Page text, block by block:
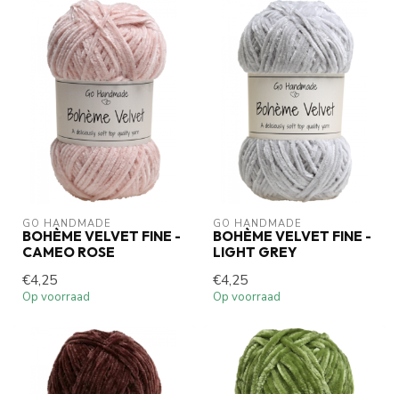
GO HANDMADE
BOHÈME VELVET FINE -
CAMEO ROSE
€4,25
Op voorraad
GO HANDMADE
BOHÈME VELVET FINE -
LIGHT GREY
€4,25
Op voorraad